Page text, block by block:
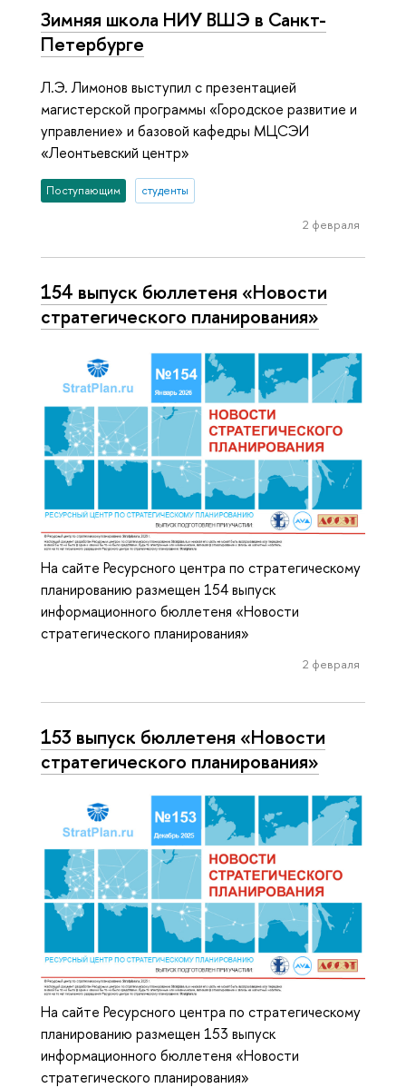
Зимняя школа НИУ ВШЭ в Санкт-
Петербурге
Л.Э. Лимонов выступил с презентацией
магистерской программы «Городское развитие и
управление» и базовой кафедры МЦСЭИ
«Леонтьевский центр»
Поступающим студенты
2 февраля
154 выпуск бюллетеня «Новости
стратегического планирования»
На сайте Ресурсного центра по стратегическому
планированию размещен 154 выпуск
информационного бюллетеня «Новости
стратегического планирования»
2 февраля
153 выпуск бюллетеня «Новости
стратегического планирования»
На сайте Ресурсного центра по стратегическому
планированию размещен 153 выпуск
информационного бюллетеня «Новости
стратегического планирования»